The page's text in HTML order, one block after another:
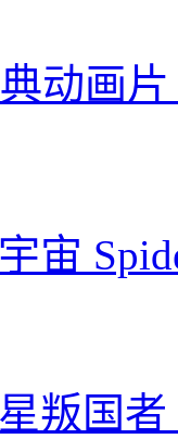
动画
宙
叛国者